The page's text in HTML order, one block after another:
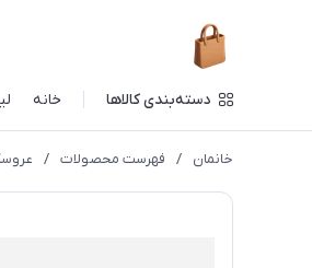
دسته‌بندی کالاها خانه
خانمان / فهرست محصولات /